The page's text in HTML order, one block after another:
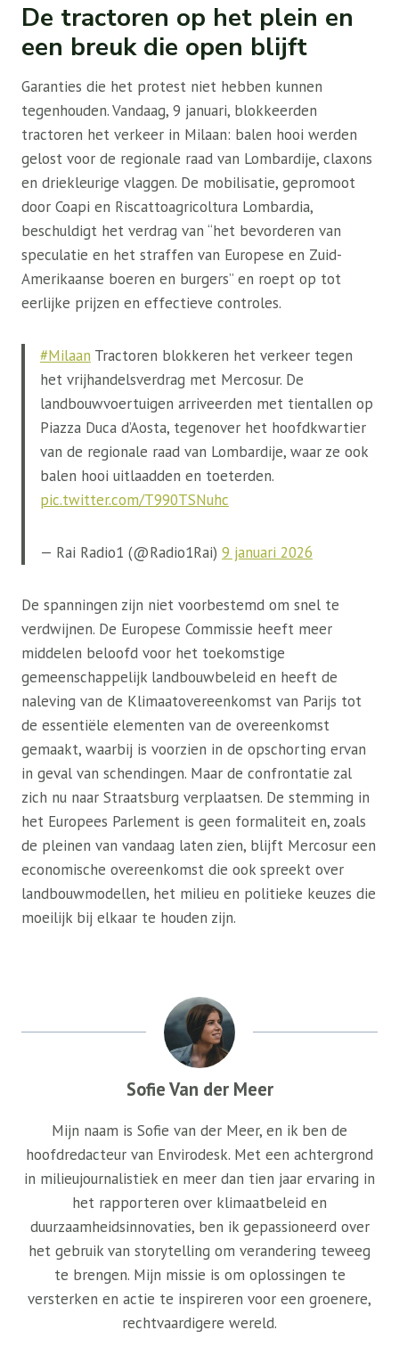
De tractoren op het plein en
een breuk die open blijft
Garanties die het protest niet hebben kunnen
tegenhouden. Vandaag, 9 januari, blokkeerden
tractoren het verkeer in Milaan: balen hooi werden
gelost voor de regionale raad van Lombardije, claxons
en driekleurige vlaggen. De mobilisatie, gepromoot
door Coapi en Riscattoagricoltura Lombardia,
beschuldigt het verdrag van “het bevorderen van
speculatie en het straffen van Europese en Zuid-
Amerikaanse boeren en burgers” en roept op tot
eerlijke prijzen en effectieve controles.
#Milaan Tractoren blokkeren het verkeer tegen
het vrijhandelsverdrag met Mercosur. De
landbouwvoertuigen arriveerden met tientallen op
Piazza Duca d’Aosta, tegenover het hoofdkwartier
van de regionale raad van Lombardije, waar ze ook
balen hooi uitlaadden en toeterden.
pic.twitter.com/T990TSNuhc
— Rai Radio1 (@Radio1Rai) 9 januari 2026
De spanningen zijn niet voorbestemd om snel te
verdwijnen. De Europese Commissie heeft meer
middelen beloofd voor het toekomstige
gemeenschappelijk landbouwbeleid en heeft de
naleving van de Klimaatovereenkomst van Parijs tot
de essentiële elementen van de overeenkomst
gemaakt, waarbij is voorzien in de opschorting ervan
in geval van schendingen. Maar de confrontatie zal
zich nu naar Straatsburg verplaatsen. De stemming in
het Europees Parlement is geen formaliteit en, zoals
de pleinen van vandaag laten zien, blijft Mercosur een
economische overeenkomst die ook spreekt over
landbouwmodellen, het milieu en politieke keuzes die
moeilijk bij elkaar te houden zijn.
Sofie Van der Meer
Mijn naam is Sofie van der Meer, en ik ben de
hoofdredacteur van Envirodesk. Met een achtergrond
in milieujournalistiek en meer dan tien jaar ervaring in
het rapporteren over klimaatbeleid en
duurzaamheidsinnovaties, ben ik gepassioneerd over
het gebruik van storytelling om verandering teweeg
te brengen. Mijn missie is om oplossingen te
versterken en actie te inspireren voor een groenere,
rechtvaardigere wereld.